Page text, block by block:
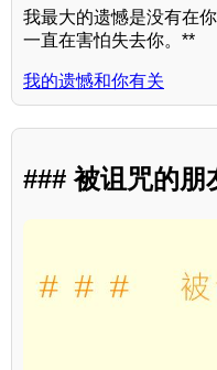
我最大的遗憾是没有在
一直在害怕失去你。**
我的遗憾和你有关
### 被诅咒的朋